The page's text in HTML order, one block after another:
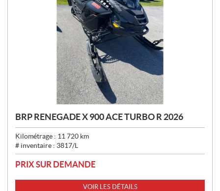
BRP RENEGADE X 900 ACE TURBO R 2026
Kilométrage : 11 720 km
# inventaire : 3817/L
PRIX SUR DEMANDE
VOIR LES DÉTAILS